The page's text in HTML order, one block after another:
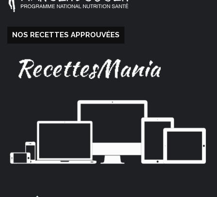
NOS RECETTES APPROUVÉES